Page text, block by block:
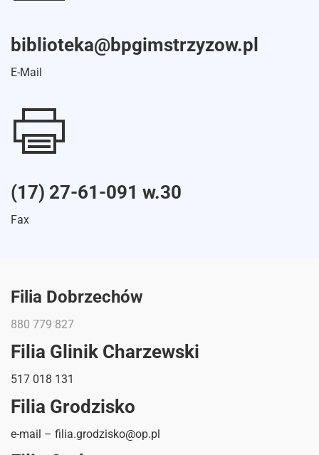
biblioteka@bpgimstrzyzow.pl
E-Mail
(17) 27-61-091 w.30
Fax
Filia Dobrzechów
880 779 827
Filia Glinik Charzewski
517 018 131
Filia Grodzisko
e-mail – filia.grodzisko@op.pl